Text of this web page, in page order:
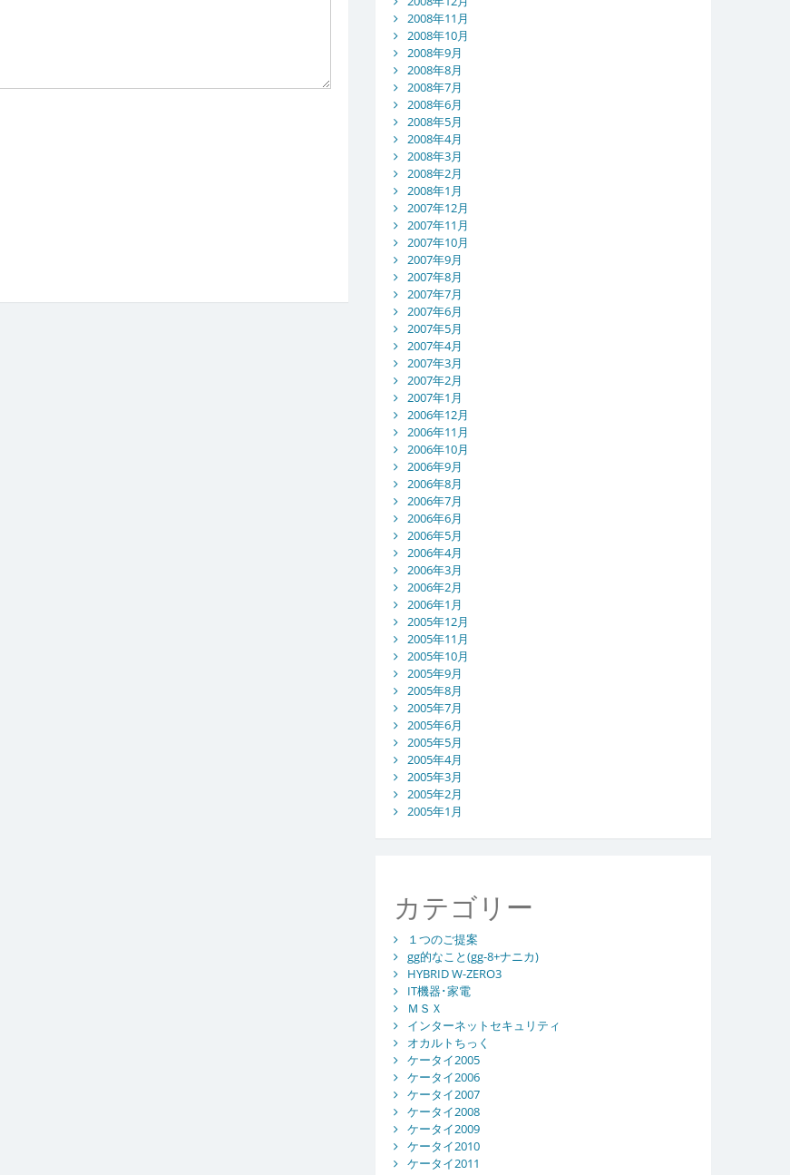
2008年11月
2008年10月
2008年9月
2008年8月
2008年7月
2008年6月
2008年5月
2008年4月
2008年3月
2008年2月
2008年1月
2007年12月
2007年11月
2007年10月
2007年9月
2007年8月
2007年7月
2007年6月
2007年5月
2007年4月
2007年3月
2007年2月
2007年1月
2006年12月
2006年11月
2006年10月
2006年9月
2006年8月
2006年7月
2006年6月
2006年5月
2006年4月
2006年3月
2006年2月
2006年1月
2005年12月
2005年11月
2005年10月
2005年9月
2005年8月
2005年7月
2005年6月
2005年5月
2005年4月
2005年3月
2005年2月
2005年1月
カテゴリー
１つのご提案
gg的なこと(gg-8+ナニカ)
HYBRID W-ZERO3
IT機器･家電
ＭＳＸ
インターネットセキュリティ
オカルトちっく
ケータイ2005
ケータイ2006
ケータイ2007
ケータイ2008
ケータイ2009
ケータイ2010
ケータイ2011